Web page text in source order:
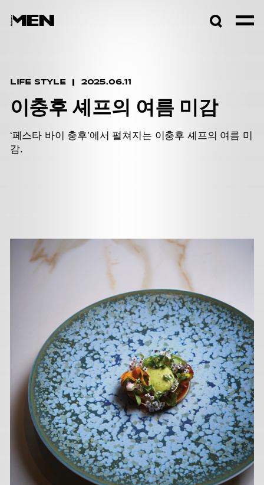
LIFE STYLE 2025.06.11
이충후 셰프의 여름 미감
‘페스타 바이 충후’에서 펼쳐지는 이충후 셰프의 여름 미
감.